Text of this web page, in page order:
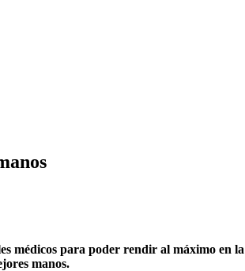
médicos para poder rendir al máximo en
manos.